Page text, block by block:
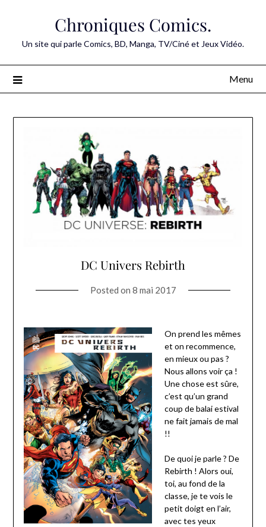
Chroniques Comics.
Un site qui parle Comics, BD, Manga, TV/Ciné et Jeux Vidéo.
Menu
DC Univers Rebirth
Posted on 8 mai 2017
On prend les mêmes
et on recommence,
en mieux ou pas ?
Nous allons voir ça !
Une chose est sûre,
c’est qu’un grand
coup de balai estival
ne fait jamais de mal
!!
De quoi je parle ? De
Rebirth ! Alors oui,
toi, au fond de la
classe, je te vois le
petit doigt en l’air,
avec tes yeux